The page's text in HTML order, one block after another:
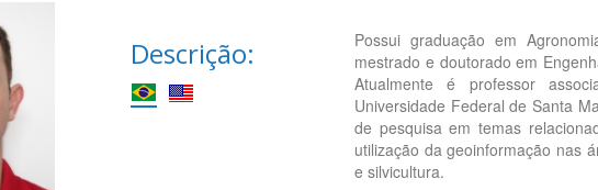
Descrição:
Possui graduação em
mestrado e doutorado em
Atualmente é professor
Universidade Federal de Santa
de pesquisa em temas
utilização da geoinformação nas
e silvicultura.